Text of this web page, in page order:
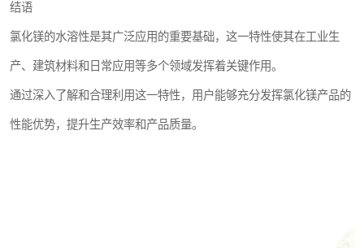
结语
氯化镁的水溶性是其广泛应用的重要基础，这一特性使其在工业生
产、建筑材料和日常应用等多个领域发挥着关键作用。
通过深入了解和合理利用这一特性，用户能够充分发挥氯化镁产品的
性能优势，提升生产效率和产品质量。